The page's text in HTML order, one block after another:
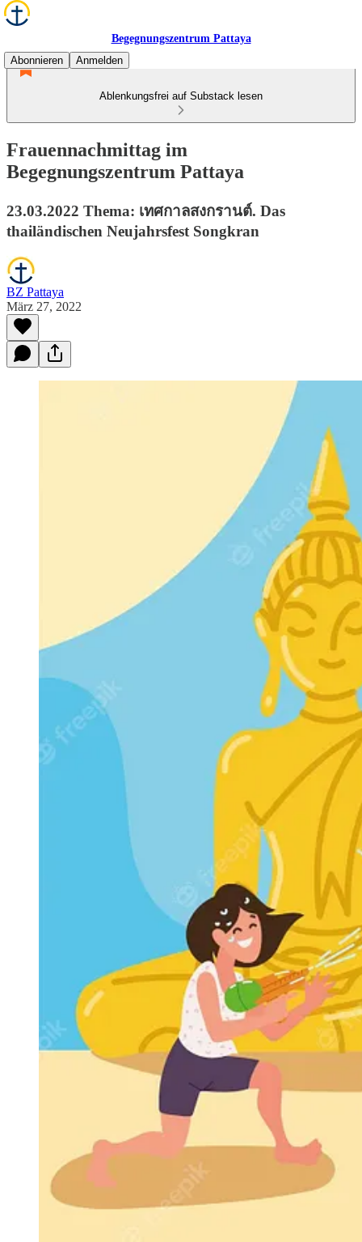
Begegnungszentrum Pattaya
Abonnieren
Anmelden
Ablenkungsfrei auf Substack lesen
Frauennachmittag im
Begegnungszentrum Pattaya
23.03.2022 Thema: เทศกาลสงกรานต์. Das
thailändischen Neujahrsfest Songkran
BZ Pattaya
März 27, 2022